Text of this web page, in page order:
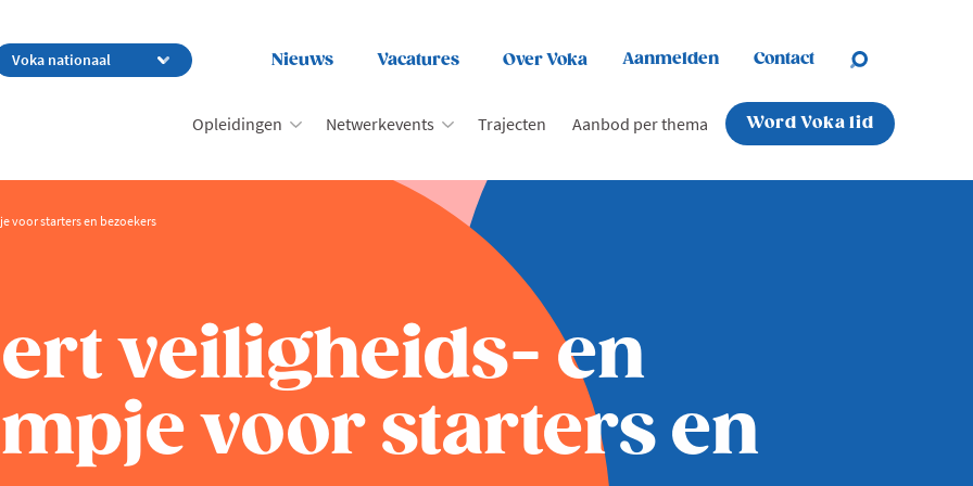
Nieuws Vacatures Over Voka Aanmelden Contact
Opleidingen Netwerkevents Trajecten Aanbod per thema Word Voka lid
voor starters en bezoekers
veiligheids- en
voor starters en